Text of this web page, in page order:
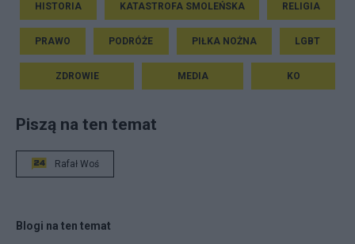
HISTORIA KATASTROFA SMOLEŃSKA RELIGIA
PRAWO PODRÓŻE PIŁKA NOŻNA LGBT
ZDROWIE MEDIA KO
Piszą na ten temat
Rafał Woś
Blogi na ten temat